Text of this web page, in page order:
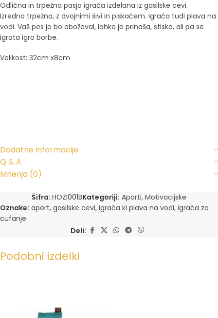
Odlična in trpežna pasja igrača izdelana iz gasilske cevi.
Izredno trpežna, z dvojnimi šivi in piskačem. Igrača tudi plava na
vodi. Vaš pes jo bo oboževal, lahko jo prinaša, stiska, ali pa se
igrata igro borbe.
Velikost: 32cm x8cm
Dodatne informacije
Q & A
Mnenja (0)
Šifra: HOZI001BKategoriji: Aporti, Motivacijske
Oznake: aport, gasilske cevi, igrača ki plava na vodi, igrača za
cufanje
Deli:
Podobni izdelki